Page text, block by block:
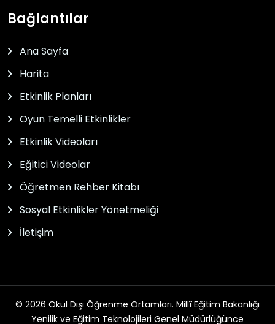
Bağlantılar
Ana Sayfa
Harita
Etkinlik Planları
Oyun Temelli Etkinlikler
Etkinlik Videoları
Eğitici Videolar
Öğretmen Rehber Kitabı
Sosyal Etkinlikler Yönetmeliği
İletişim
© 2026 Okul Dışı Öğrenme Ortamları. Millî Eğitim Bakanlığı
Yenilik ve Eğitim Teknolojileri Genel Müdürlüğünce